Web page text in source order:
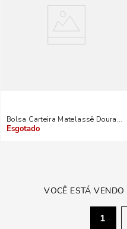
Bolsa Carteira Matelassê
Indisponível
VOCÊ ESTÁ VENDO
1